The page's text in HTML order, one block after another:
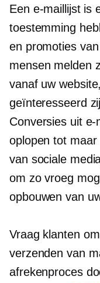
Een e-maillijst is
toestemming
en promoties
mensen melden
vanaf uw
geïnteresseerd
Conversies uit
oplopen tot maar
van sociale
om zo vroeg
opbouwen van
Vraag klanten
verzenden van
afrekenproces